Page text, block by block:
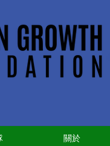
關於